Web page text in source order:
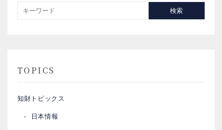
検索
TOPICS
知財トピックス
日本情報